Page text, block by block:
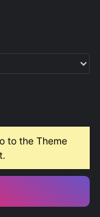
to the Theme